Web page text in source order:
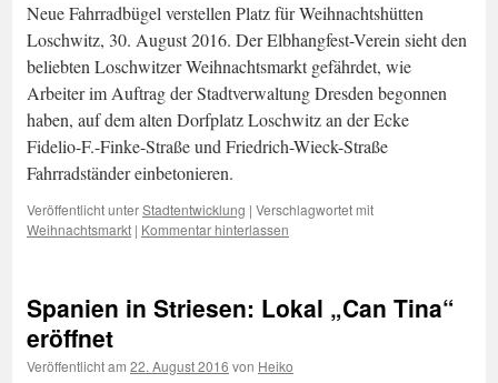
Neue Fahrradbügel verstellen Platz für Weihnachtshütten
Loschwitz, 30. August 2016. Der Elbhangfest-Verein sieht den
beliebten Loschwitzer Weihnachtsmarkt gefährdet, wie
Arbeiter im Auftrag der Stadtverwaltung Dresden begonnen
haben, auf dem alten Dorfplatz Loschwitz an der Ecke
Fidelio-F.-Finke-Straße und Friedrich-Wieck-Straße
Fahrradständer einbetonieren.
Veröffentlicht unterStadtentwicklung | Verschlagwortet mit
Weihnachtsmarkt | Kommentar hinterlassen
Spanien in Striesen: Lokal „Can Tina“
eröffnet
Veröffentlicht am 22. August 2016 von Heiko